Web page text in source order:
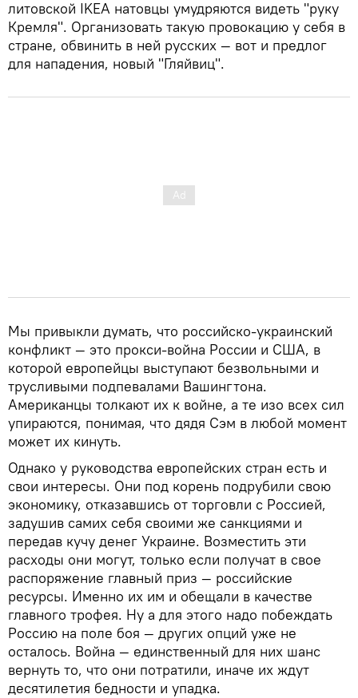
литовской IKEA натовцы умудряются видеть "руку
Кремля". Организовать такую провокацию у себя в
стране, обвинить в ней русских — вот и предлог
для нападения, новый "Гляйвиц".
Мы привыкли думать, что российско-украинский
конфликт — это прокси-война России и США, в
которой европейцы выступают безвольными и
трусливыми подпевалами Вашингтона.
Американцы толкают их к войне, а те изо всех сил
упираются, понимая, что дядя Сэм в любой момент
может их кинуть.
Однако у руководства европейских стран есть и
свои интересы. Они под корень подрубили свою
экономику, отказавшись от торговли с Россией,
задушив самих себя своими же санкциями и
передав кучу денег Украине. Возместить эти
расходы они могут, только если получат в свое
распоряжение главный приз — российские
ресурсы. Именно их им и обещали в качестве
главного трофея. Ну а для этого надо побеждать
Россию на поле боя — других опций уже не
осталось. Война — единственный для них шанс
вернуть то, что они потратили, иначе их ждут
десятилетия бедности и упадка.